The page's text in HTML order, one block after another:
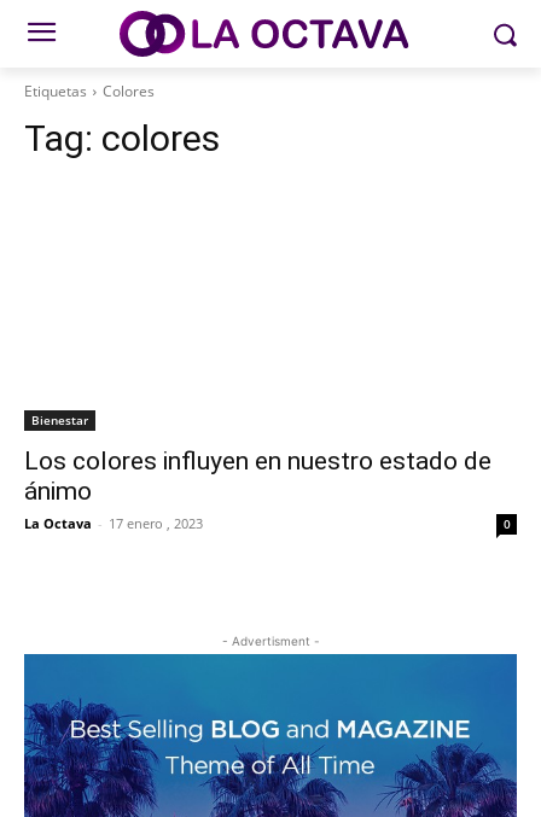
Etiquetas Colores
Tag: colores
Bienestar
Los colores influyen en nuestro estado de
ánimo
La Octava - 17 enero , 2023 0
- Advertisment -